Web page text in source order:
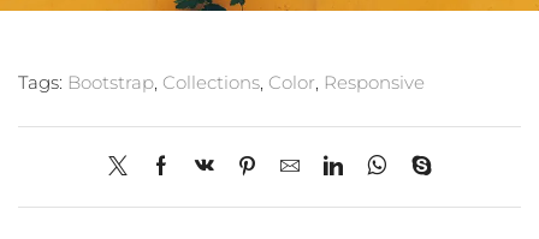
Tags: Bootstrap, Collections, Color, Responsive